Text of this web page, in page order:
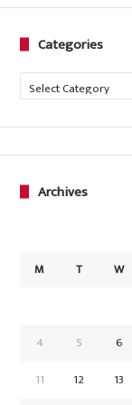
Categories
Categories
Archives
M T W
4
5 6
11
12 13